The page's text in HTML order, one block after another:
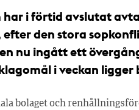
har i förtid avslutat
efter den stora
nu ingått ett
i veckan ligger
bolaget och